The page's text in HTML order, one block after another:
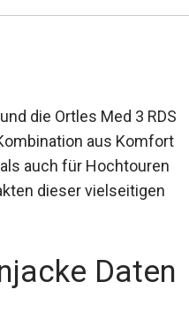
die Ortles Med 3 RDS
aus Komfort
auch für Hochtouren
dieser vielseitigen
Daten